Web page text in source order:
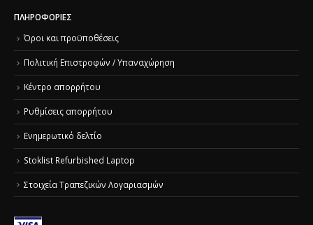
ΠΛΗΡΟΦΟΡΊΕΣ
Όροι και προϋποθέσεις
Πολιτική Επιστροφών / Υπαναχώρηση
Κέντρο απορρήτου
Ρυθμίσεις απορρήτου
Ενημερωτικό δελτίο
Stoklist Refurbished Laptop
Στοιχεία Τραπεζικών Λογαριασμών